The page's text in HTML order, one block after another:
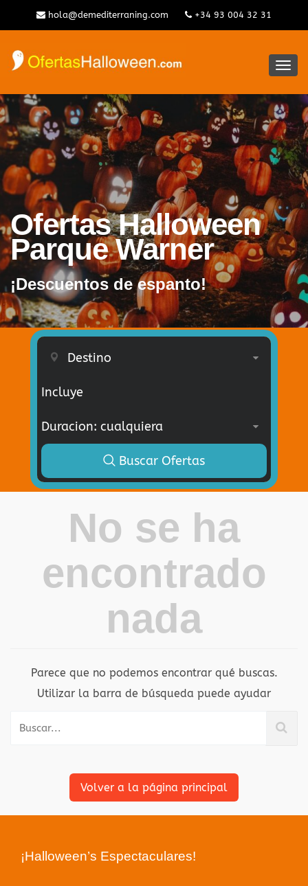
hola@demediterraning.com +34 93 004 32 31
Ofertas Halloween
Parque Warner
¡Descuentos de espanto!
Incluye
Buscar Ofertas
No se ha
encontrado
nada
Parece que no podemos encontrar qué buscas.
Utilizar la barra de búsqueda puede ayudar
Volver a la página principal
¡Halloween’s Espectaculares!